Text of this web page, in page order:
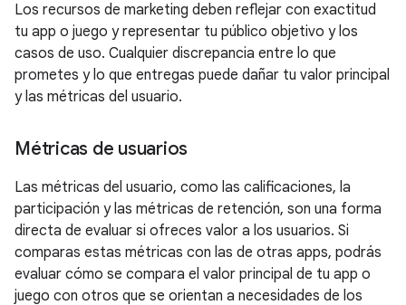
Los recursos de marketing deben reflejar con exactitud
tu app o juego y representar tu público objetivo y los
casos de uso. Cualquier discrepancia entre lo que
prometes y lo que entregas puede dañar tu valor principal
y las métricas del usuario.
Métricas de usuarios
Las métricas del usuario, como las calificaciones, la
participación y las métricas de retención, son una forma
directa de evaluar si ofreces valor a los usuarios. Si
comparas estas métricas con las de otras apps, podrás
evaluar cómo se compara el valor principal de tu app o
juego con otros que se orientan a necesidades de los